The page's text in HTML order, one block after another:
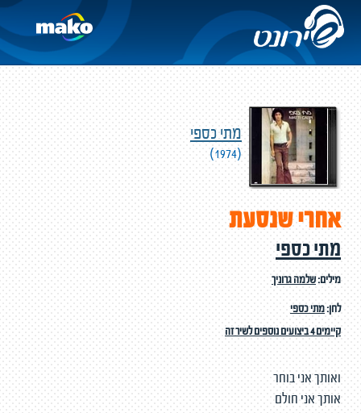
מתי כספי
(1974)
אחרי שנסעת
מתי כספי
מילים:שלמה גרוניך
לחן:מתי כספי
קיימים 4 ביצועים נוספים לשיר זה
ואותך אני בוחר
אותך אני חולם